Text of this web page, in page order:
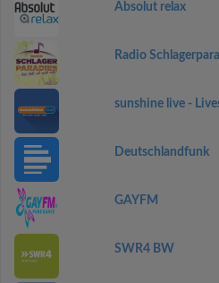
Absolut relax
Radio
sunshine live -
Deutschlandfunk
GAYFM
SWR4 BW